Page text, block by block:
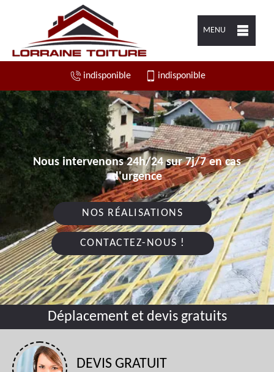
MENU
indisponible indisponible
Nous intervenons 24h/24 sur 7j/7 en cas
d'urgence
NOS RÉALISATIONS
CONTACTEZ-NOUS !
Déplacement et devis gratuits
DEVIS GRATUIT